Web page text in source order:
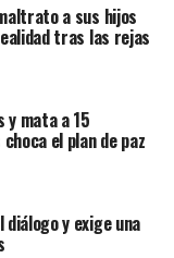
que mirar hacia
de introducir
cultura del
en otras
de la
Mundial ha
a sus hijos
tras las rejas
mata a 15
el plan de paz
y exige una